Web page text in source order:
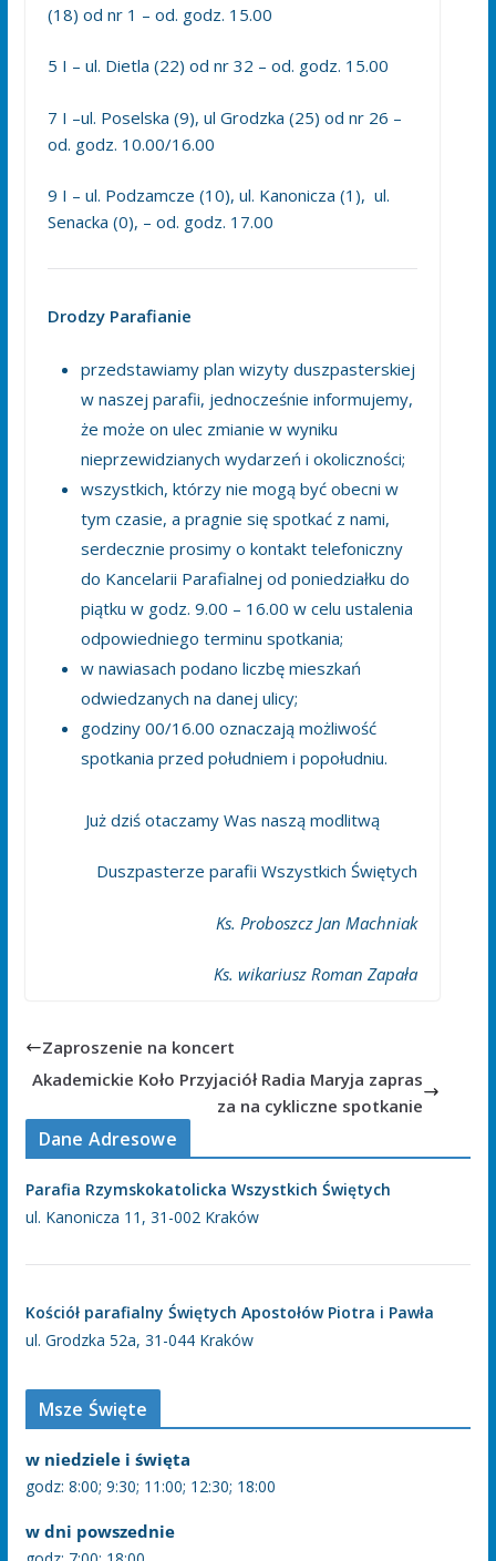
(18) od nr 1 – od. godz. 15.00
5 I – ul. Dietla (22) od nr 32 – od. godz. 15.00
7 I –ul. Poselska (9), ul Grodzka (25) od nr 26 –
od. godz. 10.00/16.00
9 I – ul. Podzamcze (10), ul. Kanonicza (1), ul.
Senacka (0), – od. godz. 17.00
Drodzy Parafianie
przedstawiamy plan wizyty duszpasterskiej
w naszej parafii, jednocześnie informujemy,
że może on ulec zmianie w wyniku
nieprzewidzianych wydarzeń i okoliczności;
wszystkich, którzy nie mogą być obecni w
tym czasie, a pragnie się spotkać z nami,
serdecznie prosimy o kontakt telefoniczny
do Kancelarii Parafialnej od poniedziałku do
piątku w godz. 9.00 – 16.00 w celu ustalenia
odpowiedniego terminu spotkania;
w nawiasach podano liczbę mieszkań
odwiedzanych na danej ulicy;
godziny 00/16.00 oznaczają możliwość
spotkania przed południem i popołudniu.
Już dziś otaczamy Was naszą modlitwą
Duszpasterze parafii Wszystkich Świętych
Ks. Proboszcz Jan Machniak
Ks. wikariusz Roman Zapała
Zaproszenie na koncert
Akademickie Koło Przyjaciół Radia Maryja zapras
za na cykliczne spotkanie
Dane Adresowe
Parafia Rzymskokatolicka Wszystkich Świętych
ul. Kanonicza 11, 31-002 Kraków
Kościół parafialny Świętych Apostołów Piotra i Pawła
ul. Grodzka 52a, 31-044 Kraków
Msze Święte
w niedziele i święta
godz: 8:00; 9:30; 11:00; 12:30; 18:00
w dni powszednie